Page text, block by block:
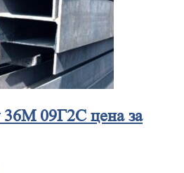
09Г2С цена за